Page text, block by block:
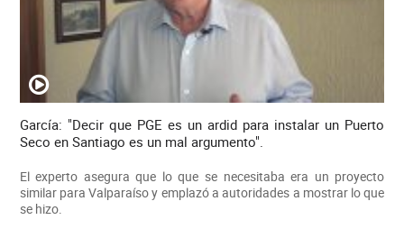
García: "Decir que PGE es un ardid para instalar un Puerto
Seco en Santiago es un mal argumento".
El experto asegura que lo que se necesitaba era un proyecto
similar para Valparaíso y emplazó a autoridades a mostrar lo que
se hizo.